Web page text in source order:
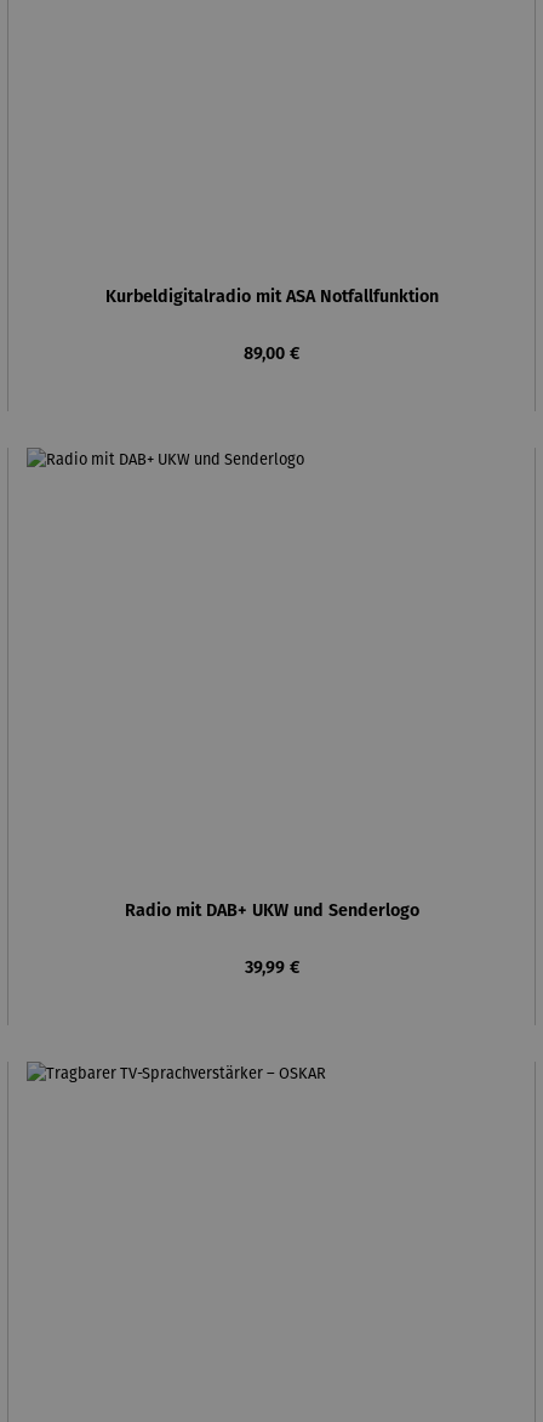
Kurbeldigitalradio mit ASA Notfallfunktion
Regulärer Preis:
89,00 €
Radio mit DAB+ UKW und Senderlogo
Regulärer Preis:
39,99 €